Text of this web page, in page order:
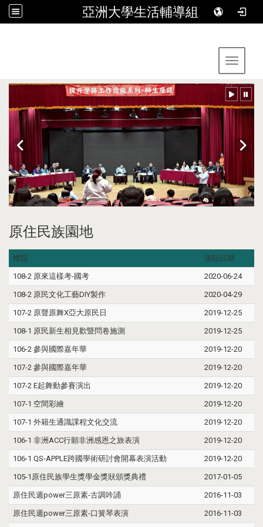
亞洲大學生活輔導組
Toggle
原住民族園地
標題 張貼日期
108-2 原來這樣考-國考 2020-06-24
108-2 原民文化工藝DIY製作 2020-04-29
107-2 原聲原舞X亞大原民日 2019-12-25
108-1 原民新生相見歡暨問卷施測 2019-12-25
106-2 參與國際嘉年華 2019-12-20
107-2 參與國際嘉年華 2019-12-20
107-2 E起舞動參賽演出 2019-12-20
107-1 空間彩繪 2019-12-20
107-1 外籍生通識課程文化交流 2019-12-20
106-1 非洲ACC行願非洲感恩之旅表演 2019-12-20
106-1 QS-APPLE跨國學術研討會開幕表演活動 2019-12-20
105-1原住民族學生獎學金獎狀頒獎典禮 2017-01-05
原住民週power三原素-古調吟誦 2016-11-03
原住民週power三原素-口簧琴表演 2016-11-03